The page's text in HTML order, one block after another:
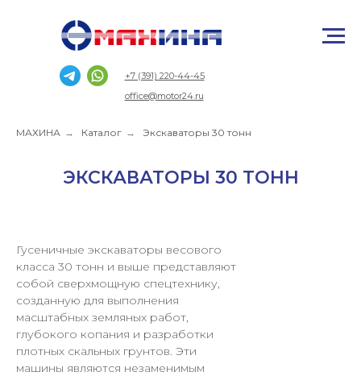
+7 (391) 220-44-45
office@motor24.ru
МАХИНА → Каталог → Экскаваторы 30 тонн
ЭКСКАВАТОРЫ 30 ТОНН
Гусеничные экскаваторы весового
класса 30 тонн и выше представляют
собой сверхмощную спецтехнику,
созданную для выполнения
масштабных земляных работ,
глубокого копания и разработки
плотных скальных грунтов. Эти
машины являются незаменимым